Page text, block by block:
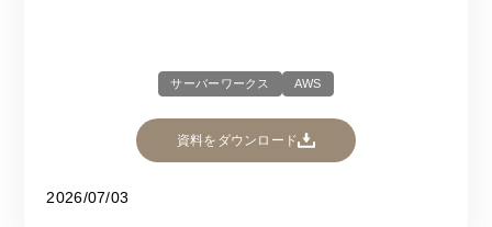
サーバーワークス AWS
資料をダウンロード
2026/07/03